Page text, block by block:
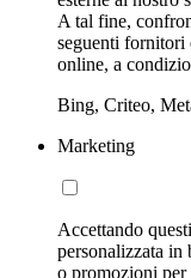
A tal fine,
seguenti fornitori
online, a
Bing, Criteo,
Marketing
Accettando
personalizzata in
o promozioni